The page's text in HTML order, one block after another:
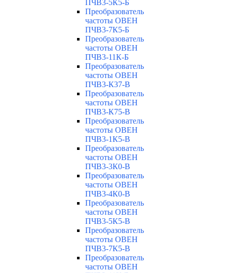
ПЧВ3-5К5-Б
Преобразователь
частоты ОВЕН
ПЧВ3-7К5-Б
Преобразователь
частоты ОВЕН
ПЧВ3-11К-Б
Преобразователь
частоты ОВЕН
ПЧВ3-К37-В
Преобразователь
частоты ОВЕН
ПЧВ3-К75-В
Преобразователь
частоты ОВЕН
ПЧВ3-1К5-В
Преобразователь
частоты ОВЕН
ПЧВ3-3К0-В
Преобразователь
частоты ОВЕН
ПЧВ3-4К0-В
Преобразователь
частоты ОВЕН
ПЧВ3-5К5-В
Преобразователь
частоты ОВЕН
ПЧВ3-7К5-В
Преобразователь
частоты ОВЕН